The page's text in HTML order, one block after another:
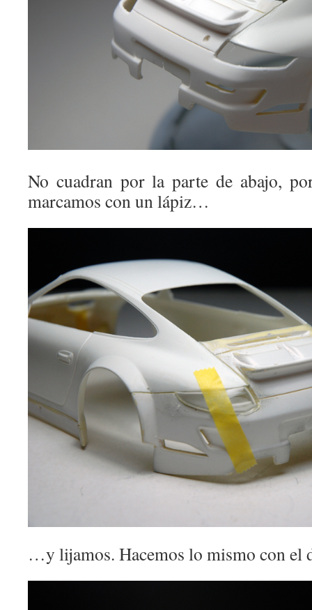
No cuadran por la parte de abajo,
marcamos con un lápiz…
…y lijamos. Hacemos lo mismo con el